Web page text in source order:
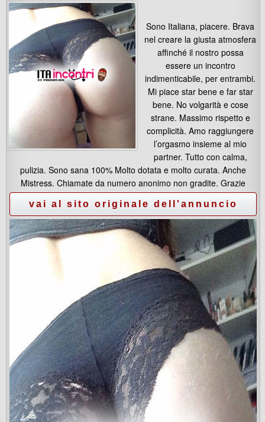
Sono Italiana, piacere. Brava
nel creare la giusta atmosfera
affinché il nostro possa
essere un incontro
indimenticabile, per entrambi.
Mi piace star bene e far star
bene. No volgarità e cose
strane. Massimo rispetto e
complicità. Amo raggiungere
l’orgasmo insieme al mio
partner. Tutto con calma,
pulizia. Sono sana 100% Molto dotata e molto curata. Anche
Mistress. Chiamate da numero anonimo non gradite. Grazie